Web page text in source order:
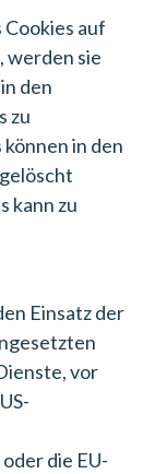
auf
werden sie
den
zu
in den
kann zu
Einsatz der
vor
oder die EU-